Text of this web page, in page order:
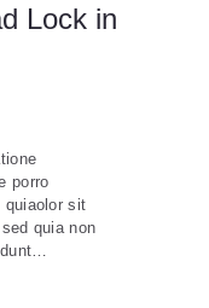
Lock in
porro
quiaolor sit
quia non